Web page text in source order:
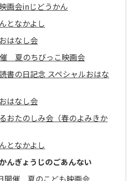
画会inじどうかん
となかよし
はなし会
催 夏のちびっこ映画会
書の日記念 スペシャルおはな
はなし会
おたのしみ会（春のよみきか
となかよし
んぎょうじのごあんない
開催 夏のこども映画会